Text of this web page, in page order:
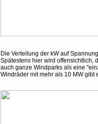
Die Verteilung der kW auf
Spätestens hier wird offensichtlich,
auch ganze Windparks als eine
Windräder mit mehr als 10 MW gibt